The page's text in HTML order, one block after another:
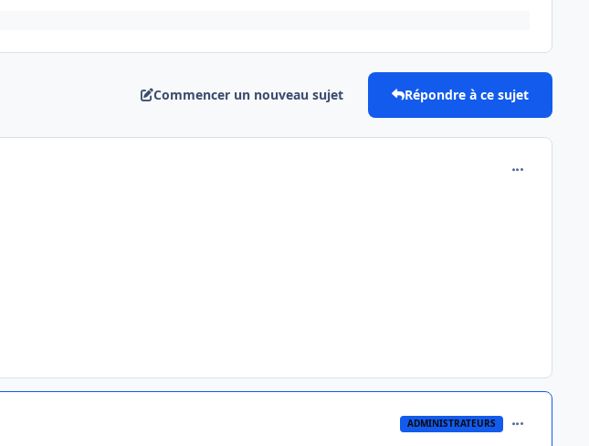
Commencer un nouveau sujet Répondre à ce sujet
ADMINISTRATEURS